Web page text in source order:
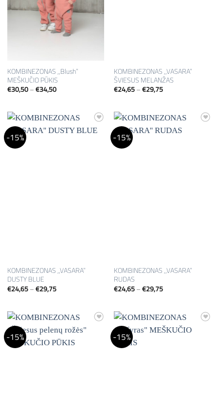
KOMBINEZONAS ,,Blush”
MEŠKUČIO PŪKIS
€30,50 –€34,50Price
€34,50
KOMBINEZONAS ,,VASARA”
ŠVIESUS MELANŽAS
€24,65 –€29,75Price
€29,75
-15% Mėgstamiausias
KOMBINEZONAS ,,VASARA”
DUSTY BLUE
€24,65 –€29,75Price
range:
€29,75
-15% Mėgstamiausias
KOMBINEZONAS ,,VASARA”
RUDAS
€24,65 –€29,75Price
range:
€29,75
-15% Mėgstamiausias -15% Mėgstamiausias